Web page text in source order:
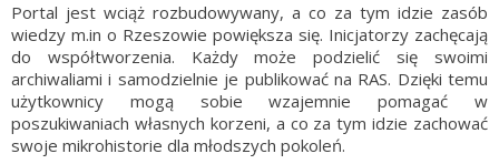
Portal jest wciąż rozbudowywany, a co za tym idzie zasób
wiedzy m.in o Rzeszowie powiększa się. Inicjatorzy zachęcają
do współtworzenia. Każdy może podzielić się swoimi
archiwaliami i samodzielnie je publikować na RAS. Dzięki temu
użytkownicy mogą sobie wzajemnie pomagać w
poszukiwaniach własnych korzeni, a co za tym idzie zachować
swoje mikrohistorie dla młodszych pokoleń.